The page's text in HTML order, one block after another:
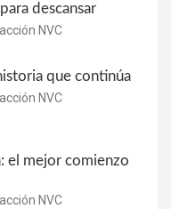
descansar
NVC
que continúa
NVC
el mejor comienzo
NVC